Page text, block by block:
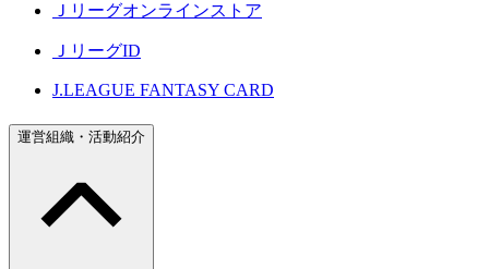
Ｊリーグオンラインストア
ＪリーグID
J.LEAGUE FANTASY CARD
運営組織・活動紹介